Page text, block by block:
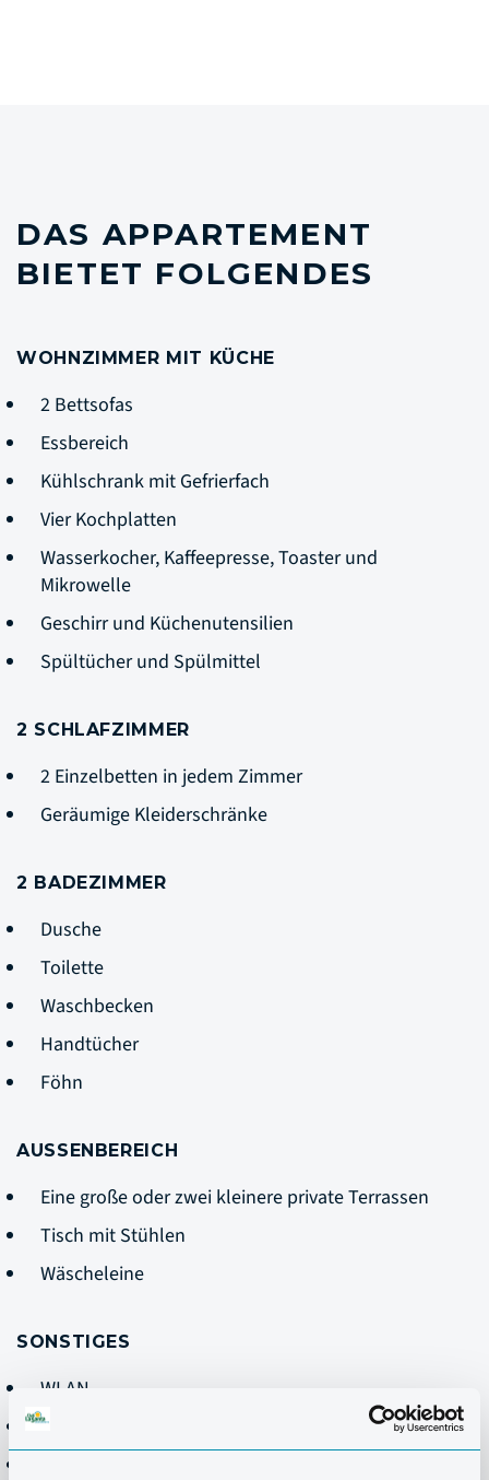
DAS APPARTEMENT
BIETET FOLGENDES
WOHNZIMMER MIT KÜCHE
2 Bettsofas
Essbereich
Kühlschrank mit Gefrierfach
Vier Kochplatten
Wasserkocher, Kaffeepresse, Toaster und
Mikrowelle
Geschirr und Küchenutensilien
Spültücher und Spülmittel
2 SCHLAFZIMMER
2 Einzelbetten in jedem Zimmer
Geräumige Kleiderschränke
2 BADEZIMMER
Dusche
Toilette
Waschbecken
Handtücher
Föhn
AUSSENBEREICH
Eine große oder zwei kleinere private Terrassen
Tisch mit Stühlen
Wäscheleine
SONSTIGES
WLAN
Telefon